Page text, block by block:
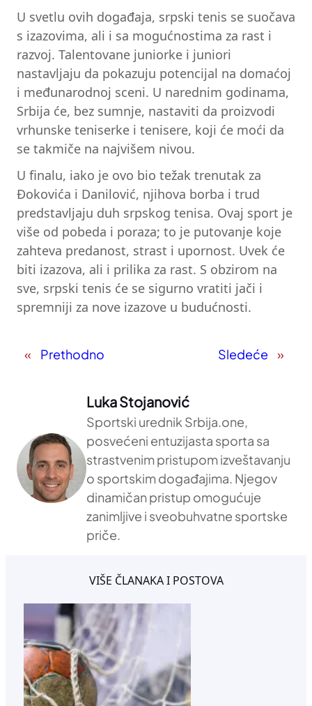
U svetlu ovih događaja, srpski tenis se suočava
s izazovima, ali i sa mogućnostima za rast i
razvoj. Talentovane juniorke i juniori
nastavljaju da pokazuju potencijal na domaćoj
i međunarodnoj sceni. U narednim godinama,
Srbija će, bez sumnje, nastaviti da proizvodi
vrhunske teniserke i tenisere, koji će moći da
se takmiče na najvišem nivou.
U finalu, iako je ovo bio težak trenutak za
Đokovića i Danilović, njihova borba i trud
predstavljaju duh srpskog tenisa. Ovaj sport je
više od pobeda i poraza; to je putovanje koje
zahteva predanost, strast i upornost. Uvek će
biti izazova, ali i prilika za rast. S obzirom na
sve, srpski tenis će se sigurno vratiti jači i
spremniji za nove izazove u budućnosti.
« Prethodno Sledeće »
Luka Stojanović
Sportski urednik Srbija.one,
posvećeni entuzijasta sporta sa
strastvenim pristupom izveštavanju
o sportskim događajima. Njegov
dinamičan pristup omogućuje
zanimljive i sveobuhvatne sportske
priče.
VIŠE ČLANAKA I POSTOVA